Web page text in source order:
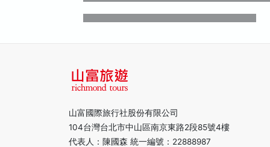
山富國際旅行社股份有限公司
104台灣台北市中山區南京東路2段85號4樓
代表人：陳國森 統一編號：22888987